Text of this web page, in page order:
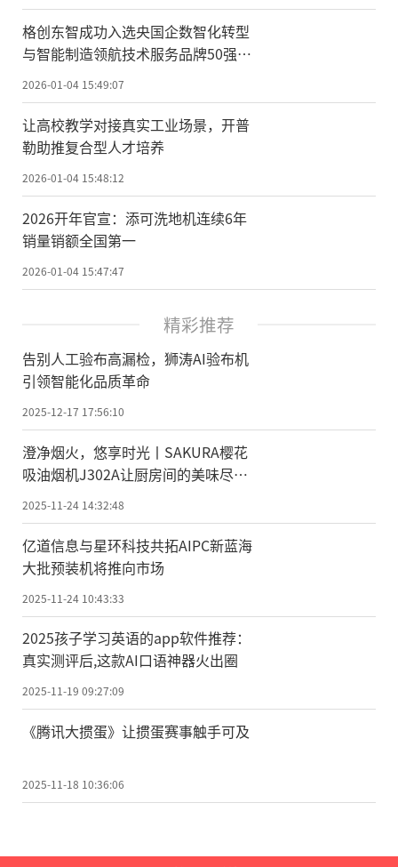
格创东智成功入选央国企数智化转型
与智能制造领航技术服务品牌50强榜
单
2026-01-04 15:49:07
让高校教学对接真实工业场景，开普
勒助推复合型人才培养
2026-01-04 15:48:12
2026开年官宣：添可洗地机连续6年
销量销额全国第一
2026-01-04 15:47:47
精彩推荐
告别人工验布高漏检，狮涛AI验布机
引领智能化品质革命
2025-12-17 17:56:10
澄净烟火，悠享时光丨SAKURA樱花
吸油烟机J302A让厨房间的美味尽情
2025-11-24 14:32:48
亿道信息与星环科技共拓AIPC新蓝海
大批预装机将推向市场
2025-11-24 10:43:33
2025孩子学习英语的app软件推荐：
真实测评后,这款AI口语神器火出圈
2025-11-19 09:27:09
《腾讯大掼蛋》让掼蛋赛事触手可及
2025-11-18 10:36:06